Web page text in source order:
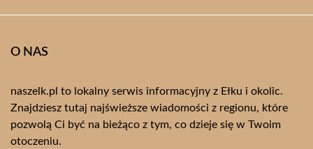
O NAS
naszelk.pl to lokalny serwis informacyjny z Ełku i okolic.
Znajdziesz tutaj najświeższe wiadomości z regionu, które
pozwolą Ci być na bieżąco z tym, co dzieje się w Twoim
otoczeniu.